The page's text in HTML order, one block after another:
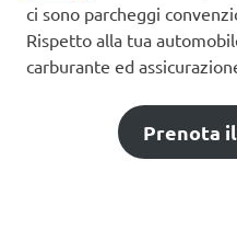
ci sono parcheggi
Rispetto alla tua
carburante ed
Prenota